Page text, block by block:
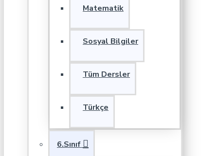
Matematik
Sosyal Bilgiler
Tüm Dersler
Türkçe
6.Sınıf